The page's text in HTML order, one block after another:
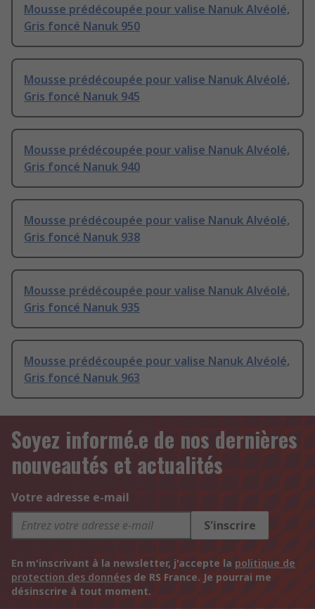
Mousse prédécoupée pour valise Nanuk Alvéolé,
Gris foncé Nanuk 950
Mousse prédécoupée pour valise Nanuk Alvéolé,
Gris foncé Nanuk 945
Mousse prédécoupée pour valise Nanuk Alvéolé,
Gris foncé Nanuk 940
Mousse prédécoupée pour valise Nanuk Alvéolé,
Gris foncé Nanuk 938
Mousse prédécoupée pour valise Nanuk Alvéolé,
Gris foncé Nanuk 935
Mousse prédécoupée pour valise Nanuk Alvéolé,
Gris foncé Nanuk 963
Soyez informé.e de nos dernières
nouveautés et actualités
Votre adresse e-mail
S'inscrire
En m'inscrivant à la newsletter, j'accepte la politique de
protection des données de RS France. Je pourrai me
désinscrire à tout moment.